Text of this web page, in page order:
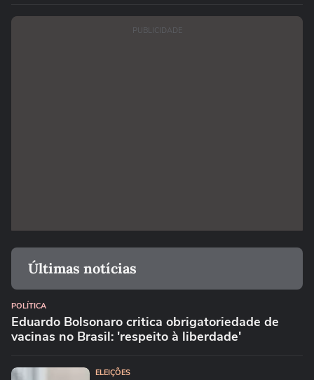
PUBLICIDADE
Últimas notícias
POLÍTICA
Eduardo Bolsonaro critica obrigatoriedade de
vacinas no Brasil: 'respeito à liberdade'
ELEIÇÕES